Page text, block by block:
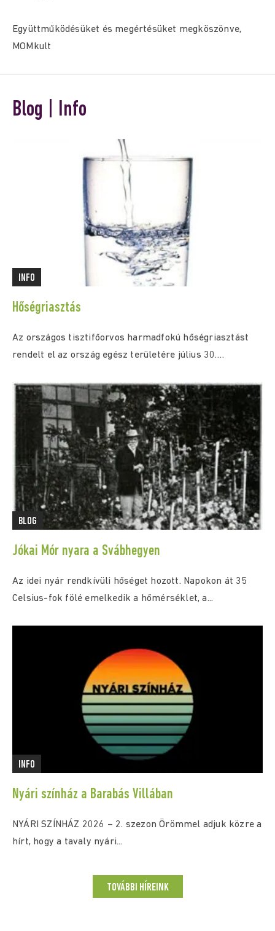
Együttműködésüket és megértésüket megköszönve,
MOMkult
Blog | Info
INFO
Hőségriasztás
Az országos tisztifőorvos harmadfokú hőségriasztást
rendelt el az ország egész területére július 30.
BLOG
Jókai Mór nyara a Svábhegyen
Az idei nyár rendkívüli hőséget hozott. Napokon át 35
Celsius-fok fölé emelkedik a hőmérséklet, a...
INFO
Nyári színház a Barabás Villában
NYÁRI SZÍNHÁZ 2026 – 2. szezon Örömmel adjuk közre a
hírt, hogy a tavaly nyári...
TOVÁBBI HÍREINK